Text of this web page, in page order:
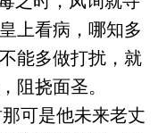
上看病，哪知多
能多做打扰，就
阻挠面圣。
可是他未来老丈